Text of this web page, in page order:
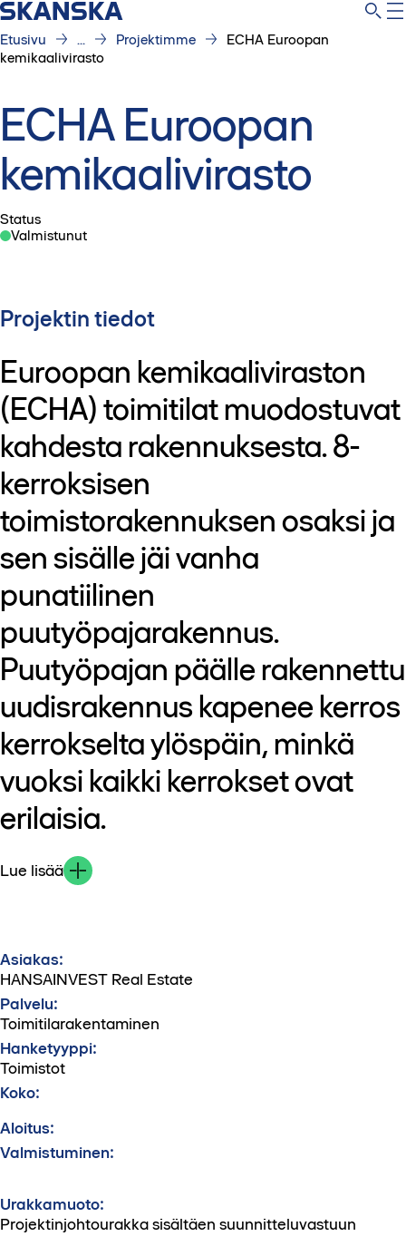
Etusivu ... Projektimme
ECHA Euroopan
kemikaalivirasto
ECHA Euroopan
kemikaalivirasto
Status
Valmistunut
Projektin tiedot
Euroopan kemikaaliviraston
(ECHA) toimitilat muodostuvat
kahdesta rakennuksesta. 8-
kerroksisen
toimistorakennuksen osaksi ja
sen sisälle jäi vanha
punatiilinen
puutyöpajarakennus.
Puutyöpajan päälle rakennettu
uudisrakennus kapenee kerros
kerrokselta ylöspäin, minkä
vuoksi kaikki kerrokset ovat
erilaisia.
Lue lisää
Asiakas:
HANSAINVEST Real Estate
Palvelu:
Toimitilarakentaminen
Hanketyyppi:
Toimistot
Koko:
Aloitus:
Valmistuminen:
Urakkamuoto:
Projektinjohtourakka sisältäen suunnitteluvastuun